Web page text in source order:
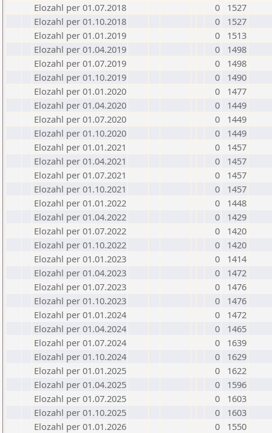
Elozahl per 01.07.2018
0
1527
Elozahl per 01.10.2018
0
1527
Elozahl per 01.01.2019
0
1513
Elozahl per 01.04.2019
0
1498
Elozahl per 01.07.2019
0
1498
Elozahl per 01.10.2019
0
1490
Elozahl per 01.01.2020
0
1477
Elozahl per 01.04.2020
0
1449
Elozahl per 01.07.2020
0
1449
Elozahl per 01.10.2020
0
1449
Elozahl per 01.01.2021
0
1457
Elozahl per 01.04.2021
0
1457
Elozahl per 01.07.2021
0
1457
Elozahl per 01.10.2021
0
1457
Elozahl per 01.01.2022
0
1448
Elozahl per 01.04.2022
0
1429
Elozahl per 01.07.2022
0
1420
Elozahl per 01.10.2022
0
1420
Elozahl per 01.01.2023
0
1414
Elozahl per 01.04.2023
0
1472
Elozahl per 01.07.2023
0
1476
Elozahl per 01.10.2023
0
1476
Elozahl per 01.01.2024
0
1472
Elozahl per 01.04.2024
0
1465
Elozahl per 01.07.2024
0
1639
Elozahl per 01.10.2024
0
1629
Elozahl per 01.01.2025
0
1622
Elozahl per 01.04.2025
0
1596
Elozahl per 01.07.2025
0
1603
Elozahl per 01.10.2025
0
1603
Elozahl per 01.01.2026
0
1550